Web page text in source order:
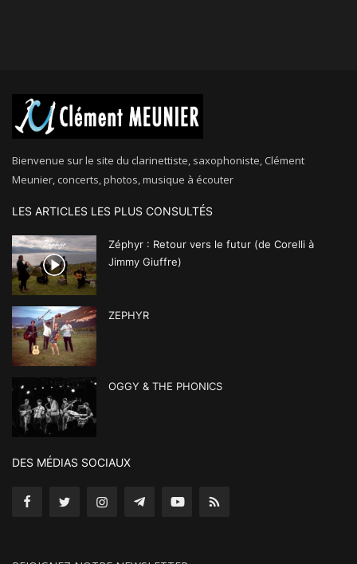
Bienvenue sur le site du clarinettiste, saxophoniste, Clément
Meunier, concerts, photos, musique à écouter
LES ARTICLES LES PLUS CONSULTÉS
Zéphyr : Retour vers le futur (de Corelli à
Jimmy Giuffre)
ZEPHYR
OGGY & THE PHONICS
DES MÉDIAS SOCIAUX